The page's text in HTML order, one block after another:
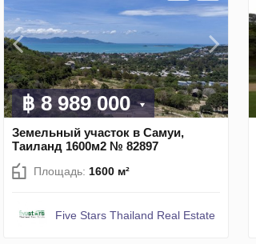
฿ 8 989 000
Земельный участок в Самуи,
Таиланд 1600м2 № 82897
Площадь: 1600 м²
Five Stars Thailand Real Estate